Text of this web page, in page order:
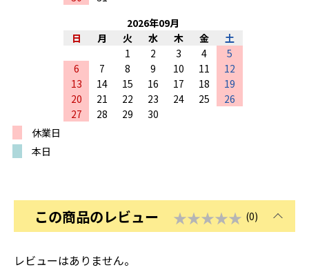
2026年09月
日
月 火 水 木 金
土
1
2 3 4
5
6
7 8 9 10 11
12
13
14 15 16 17 18
19
20
21 22 23 24 25
26
27
28 29
30
休業日
本日
この商品のレビュー ★★★★★ (0)
レビューはありません。